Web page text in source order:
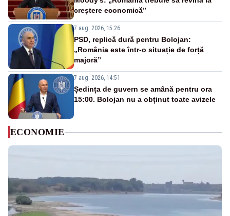
creștere economică”
7 aug. 2026, 15:26
PSD, replică dură pentru Bolojan:
„România este într-o situație de forță
majoră”
7 aug. 2026, 14:51
Ședința de guvern se amână pentru ora
15:00. Bolojan nu a obținut toate avizele
ECONOMIE